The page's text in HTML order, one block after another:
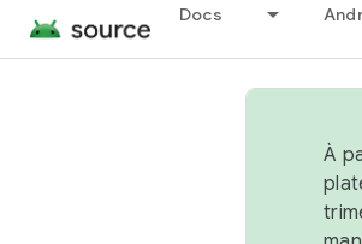
Docs
À